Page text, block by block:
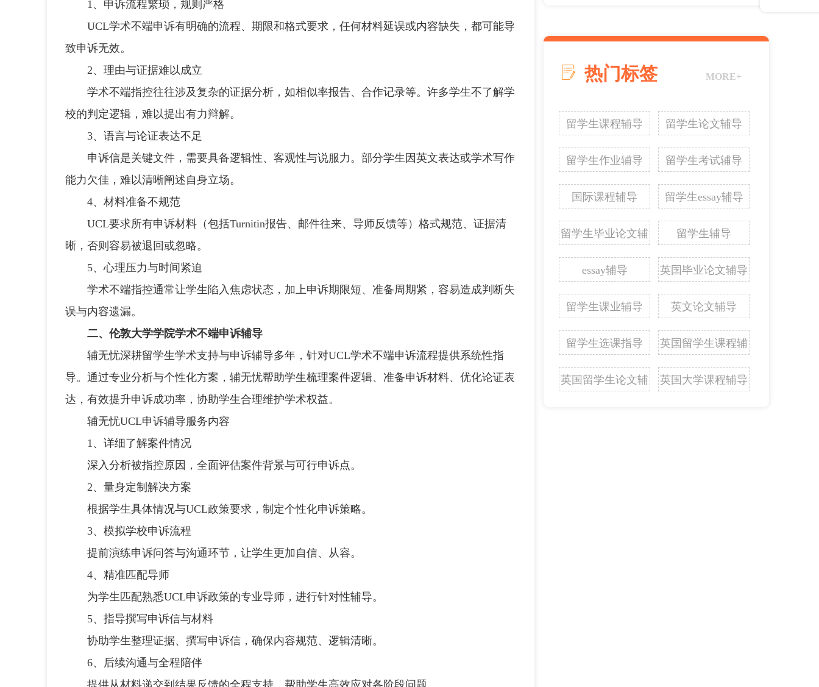
1、申诉流程繁琐，规则严格
UCL学术不端申诉有明确的流程、期限和格式要求，任何材料延误或内容缺失，都可能导
致申诉无效。
2、理由与证据难以成立
学术不端指控往往涉及复杂的证据分析，如相似率报告、合作记录等。许多学生不了解学
校的判定逻辑，难以提出有力辩解。
3、语言与论证表达不足
申诉信是关键文件，需要具备逻辑性、客观性与说服力。部分学生因英文表达或学术写作
能力欠佳，难以清晰阐述自身立场。
4、材料准备不规范
UCL要求所有申诉材料（包括Turnitin报告、邮件往来、导师反馈等）格式规范、证据清
晰，否则容易被退回或忽略。
5、心理压力与时间紧迫
学术不端指控通常让学生陷入焦虑状态，加上申诉期限短、准备周期紧，容易造成判断失
误与内容遗漏。
二、伦敦大学学院学术不端申诉辅导
辅无忧深耕留学生学术支持与申诉辅导多年，针对UCL学术不端申诉流程提供系统性指
导。通过专业分析与个性化方案，辅无忧帮助学生梳理案件逻辑、准备申诉材料、优化论证表
达，有效提升申诉成功率，协助学生合理维护学术权益。
辅无忧UCL申诉辅导服务内容
1、详细了解案件情况
深入分析被指控原因，全面评估案件背景与可行申诉点。
2、量身定制解决方案
根据学生具体情况与UCL政策要求，制定个性化申诉策略。
3、模拟学校申诉流程
提前演练申诉问答与沟通环节，让学生更加自信、从容。
4、精准匹配导师
为学生匹配熟悉UCL申诉政策的专业导师，进行针对性辅导。
5、指导撰写申诉信与材料
协助学生整理证据、撰写申诉信，确保内容规范、逻辑清晰。
6、后续沟通与全程陪伴
提供从材料递交到结果反馈的全程支持，帮助学生高效应对各阶段问题。
热门标签 MORE+
留学生课程辅导 留学生论文辅导
留学生作业辅导 留学生考试辅导
国际课程辅导 留学生essay辅导
留学生毕业论文辅
导
留学生辅导
essay辅导 英国毕业论文辅导
留学生课业辅导 英文论文辅导
留学生选课指导
英国留学生课程辅
导
英国留学生论文辅
英国大学课程辅导